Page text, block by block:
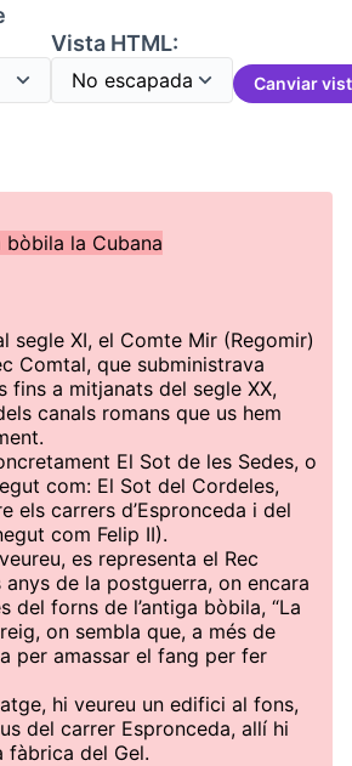
Vista HTML:
Canviar
bòbila la Cubana
segle XI, el Comte Mir (Regomir)
Comtal, que subministrava
fins a mitjanats del segle XX,
canals romans que us hem
El Sot de les Sedes, o
com: El Sot del Cordeles,
els carrers d’Espronceda i del
com Felip II).
es representa el Rec
de la postguerra, on encara
del forns de l’antiga bòbila, “La
on sembla que, a més de
per amassar el fang per fer
hi veureu un edifici al fons,
del carrer Espronceda, allí hi
fàbrica del Gel.